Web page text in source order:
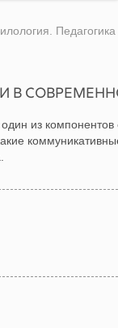
Педагогика
В
из